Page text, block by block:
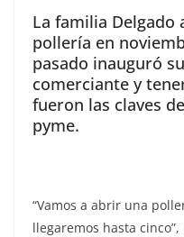
La familia
pollería en
pasado inauguró
comerciante y
fueron las claves
pyme.
“Vamos a abrir una
llegaremos hasta